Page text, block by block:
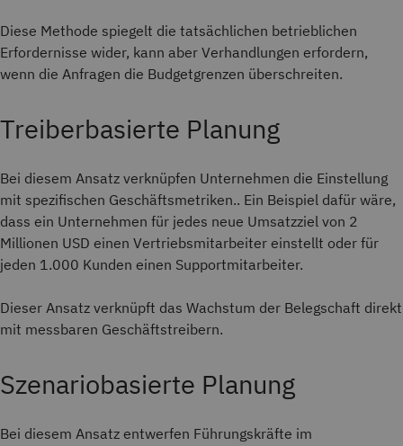
Diese Methode spiegelt die tatsächlichen betrieblichen
Erfordernisse wider, kann aber Verhandlungen erfordern,
wenn die Anfragen die Budgetgrenzen überschreiten.
Treiberbasierte Planung
Bei diesem Ansatz verknüpfen Unternehmen die Einstellung
mit spezifischen Geschäftsmetriken.. Ein Beispiel dafür wäre,
dass ein Unternehmen für jedes neue Umsatzziel von 2
Millionen USD einen Vertriebsmitarbeiter einstellt oder für
jeden 1.000 Kunden einen Supportmitarbeiter.
Dieser Ansatz verknüpft das Wachstum der Belegschaft direkt
mit messbaren Geschäftstreibern.
Szenariobasierte Planung
Bei diesem Ansatz entwerfen Führungskräfte im